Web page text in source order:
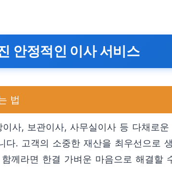
안정적인 이사 서비스
법
사, 보관이사, 사무실이사 등 다채로
. 고객의 소중한 재산을 최우선으로
께라면 한결 가벼운 마음으로 해결할